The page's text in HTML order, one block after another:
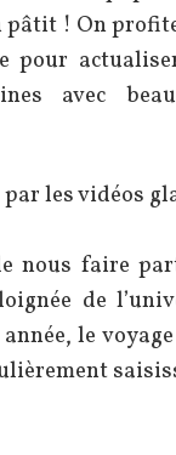
pâtit ! On
pour
avec
par les vidéos
nous faire
de
le